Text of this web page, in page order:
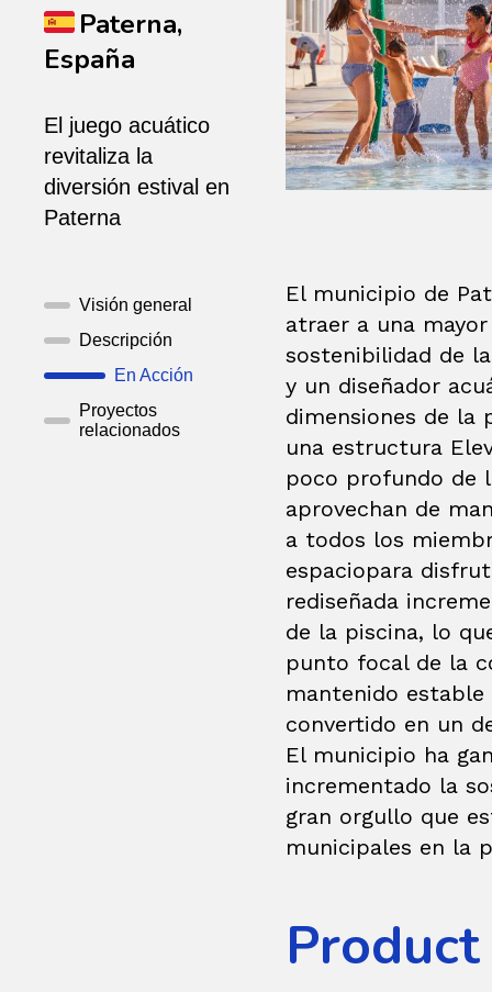
Paterna,
España
El juego acuático
revitaliza la
diversión estival en
Paterna
Visión general
Descripción
En Acción
Proyectos
relacionados
El municipio de
atraer a una
sostenibilidad de
y un diseñador
dimensiones de la
una estructura
poco profundo de
aprovechan de
a todos los
espaciopara
rediseñada
de la piscina, lo
punto focal de la
mantenido estable
convertido en un
El municipio ha
incrementado la
gran orgullo que
municipales en la